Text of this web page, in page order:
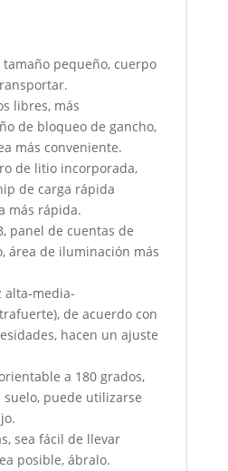
tamaño pequeño, cuerpo
libres, más
de bloqueo de gancho,
más conveniente.
de litio incorporada,
de carga rápida
más rápida.
panel de cuentas de
área de iluminación más
alta-media-
de acuerdo con
hacen un ajuste
a 180 grados,
puede utilizarse
sea fácil de llevar
posible, ábralo.